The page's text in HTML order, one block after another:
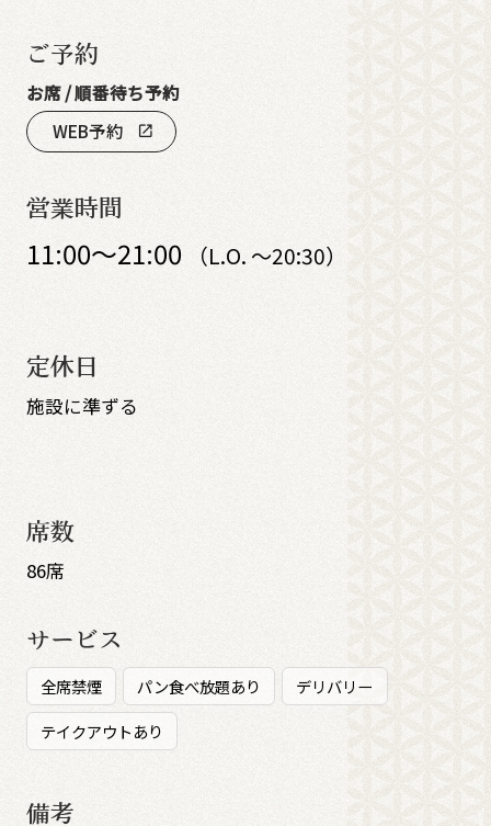
ご予約
お席 / 順番待ち予約
WEB予約
open_in_new
営業時間
11:00～21:00 （L.O. ～20:30）
定休日
施設に準ずる
席数
86席
サービス
全席禁煙 パン食べ放題あり
デリバリー
テイクアウトあり
備考